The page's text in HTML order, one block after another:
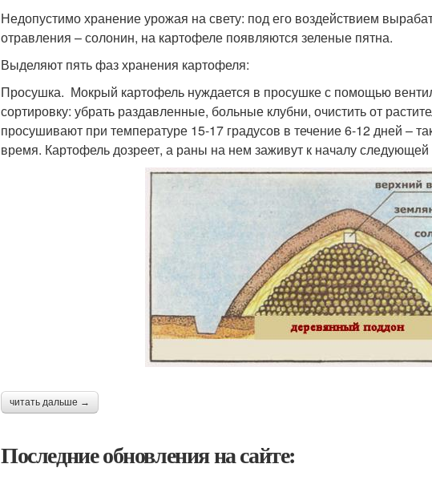
Недопустимо хранение урожая на свету: под его воздействием
отравления – солонин, на картофеле появляются зеленые пятна.
Выделяют пять фаз хранения картофеля:
Просушка. Мокрый картофель нуждается в просушке с помощью
сортировку: убрать раздавленные, больные клубни, очистить от
просушивают при температуре 15-17 градусов в течение 6-12 дней –
время. Картофель дозреет, а раны на нем заживут к началу
читать дальше →
Последние обновления на сайте: